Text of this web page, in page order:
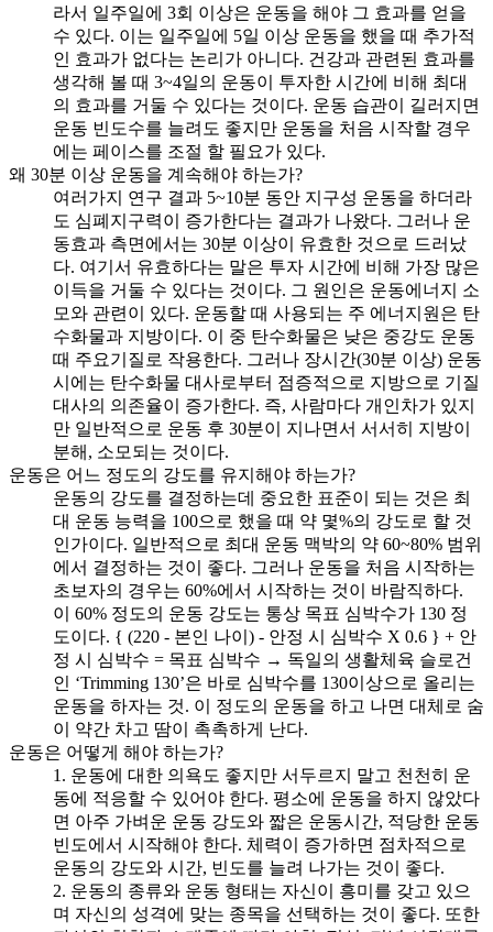
라서 일주일에 3회 이상은 운동을 해야 그 효과를 얻을
수 있다. 이는 일주일에 5일 이상 운동을 했을 때 추가적
인 효과가 없다는 논리가 아니다. 건강과 관련된 효과를
생각해 볼 때 3~4일의 운동이 투자한 시간에 비해 최대
의 효과를 거둘 수 있다는 것이다. 운동 습관이 길러지면
운동 빈도수를 늘려도 좋지만 운동을 처음 시작할 경우
에는 페이스를 조절 할 필요가 있다.
왜 30분 이상 운동을 계속해야 하는가?
여러가지 연구 결과 5~10분 동안 지구성 운동을 하더라
도 심폐지구력이 증가한다는 결과가 나왔다. 그러나 운
동효과 측면에서는 30분 이상이 유효한 것으로 드러났
다. 여기서 유효하다는 말은 투자 시간에 비해 가장 많은
이득을 거둘 수 있다는 것이다. 그 원인은 운동에너지 소
모와 관련이 있다. 운동할 때 사용되는 주 에너지원은 탄
수화물과 지방이다. 이 중 탄수화물은 낮은 중강도 운동
때 주요기질로 작용한다. 그러나 장시간(30분 이상) 운동
시에는 탄수화물 대사로부터 점증적으로 지방으로 기질
대사의 의존율이 증가한다. 즉, 사람마다 개인차가 있지
만 일반적으로 운동 후 30분이 지나면서 서서히 지방이
분해, 소모되는 것이다.
운동은 어느 정도의 강도를 유지해야 하는가?
운동의 강도를 결정하는데 중요한 표준이 되는 것은 최
대 운동 능력을 100으로 했을 때 약 몇%의 강도로 할 것
인가이다. 일반적으로 최대 운동 맥박의 약 60~80% 범위
에서 결정하는 것이 좋다. 그러나 운동을 처음 시작하는
초보자의 경우는 60%에서 시작하는 것이 바람직하다.
이 60% 정도의 운동 강도는 통상 목표 심박수가 130 정
도이다. { (220 - 본인 나이) - 안정 시 심박수 X 0.6 } + 안
정 시 심박수 = 목표 심박수 → 독일의 생활체육 슬로건
인 ‘Trimming 130’은 바로 심박수를 130이상으로 올리는
운동을 하자는 것. 이 정도의 운동을 하고 나면 대체로 숨
이 약간 차고 땀이 촉촉하게 난다.
운동은 어떻게 해야 하는가?
1. 운동에 대한 의욕도 좋지만 서두르지 말고 천천히 운
동에 적응할 수 있어야 한다. 평소에 운동을 하지 않았다
면 아주 가벼운 운동 강도와 짧은 운동시간, 적당한 운동
빈도에서 시작해야 한다. 체력이 증가하면 점차적으로
운동의 강도와 시간, 빈도를 늘려 나가는 것이 좋다.
2. 운동의 종류와 운동 형태는 자신이 흥미를 갖고 있으
며 자신의 성격에 맞는 종목을 선택하는 것이 좋다. 또한